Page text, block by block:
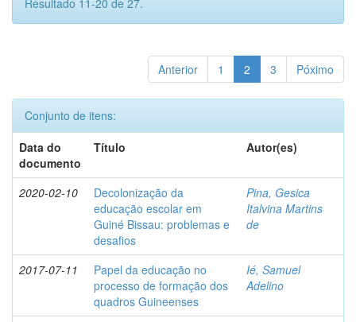
Resultado 11-20 de 27.
Anterior 1 2 3 Póximo
Conjunto de itens:
Data do
documento
Título Autor(es)
2020-02-10
Decolonização da
educação escolar em
Guiné Bissau: problemas e
desafios
Pina, Gesica
Italvina Martins
de
2017-07-11
Papel da educação no
processo de formação dos
quadros Guineenses
Ié, Samuel
Adelino